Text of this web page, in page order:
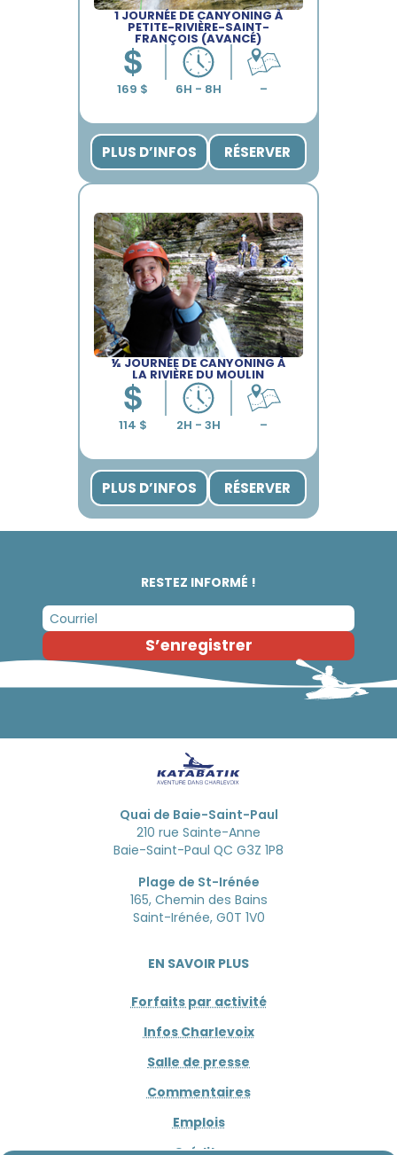
1 JOURNÉE DE CANYONING À
PETITE-RIVIÈRE-SAINT-
FRANÇOIS (AVANCÉ)
PLUS D’INFOS RÉSERVER
½ JOURNÉE DE CANYONING À
LA RIVIÈRE DU MOULIN
PLUS D’INFOS RÉSERVER
Quai de Baie-Saint-Paul
210 rue Sainte-Anne
Baie-Saint-Paul QC G3Z 1P8
Plage de St-Irénée
165, Chemin des Bains
Saint-Irénée, G0T 1V0
EN SAVOIR PLUS
Forfaits par activité
Infos Charlevoix
Salle de presse
Commentaires
Emplois
RESTEZ INFORMÉ !
S’enregistrer